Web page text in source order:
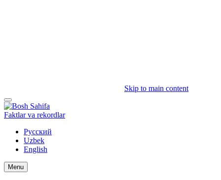
Skip to main content
Faktlar va rekordlar
Русский
Uzbek
English
Menu